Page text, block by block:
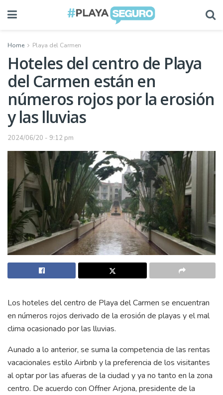
Home Playa del Carmen
Hoteles del centro de Playa
del Carmen están en
números rojos por la erosión
y las lluvias
2024/06/20 - 9:12 pm
Los hoteles del centro de Playa del Carmen se encuentran
en números rojos derivado de la erosión de playas y el mal
clima ocasionado por las lluvias.
Aunado a lo anterior, se suma la competencia de las rentas
vacacionales estilo Airbnb y la preferencia de los visitantes
al optar por las afueras de la ciudad y ya no tanto en la zona
centro. De acuerdo con Offner Arjona, presidente de la